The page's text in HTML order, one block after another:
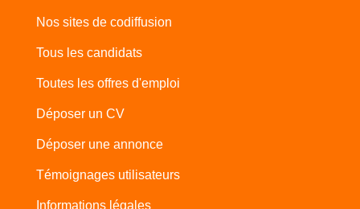
Nos sites de codiffusion
Tous les candidats
Toutes les offres d'emploi
Déposer un CV
Déposer une annonce
Témoignages utilisateurs
Informations légales